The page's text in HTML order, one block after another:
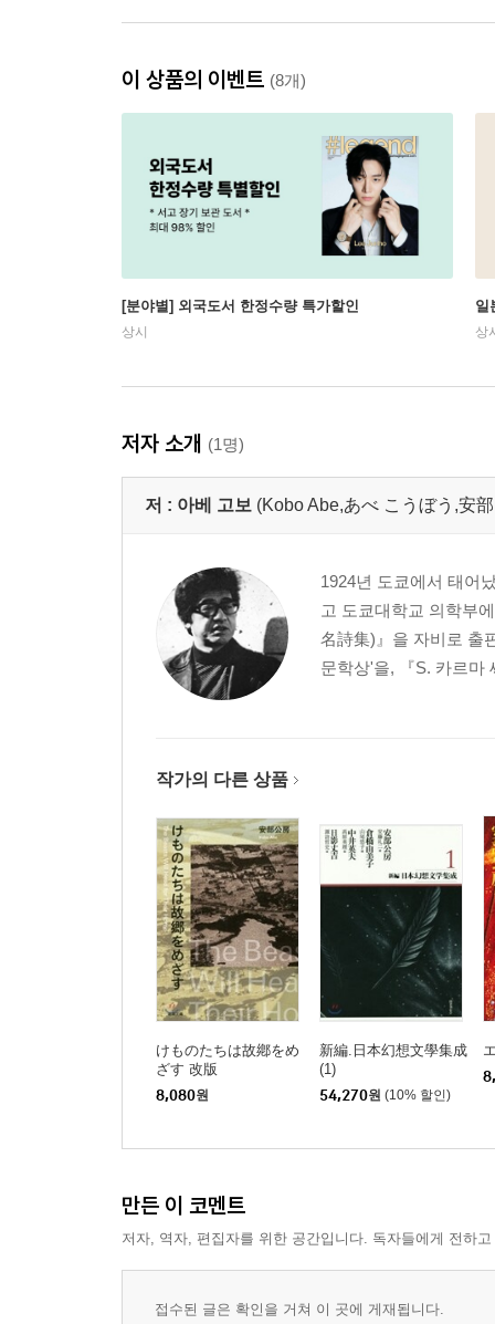
이 상품의 이벤트 (8개)
[분야별] 외국도서 한정수량 특가할인
상시
일
상
저자 소개 (1명)
저 : 아베 고보 (Kobo Abe,あべ こうぼう,安
1924년 도쿄에서 태어
고 도쿄대학교 의학부
名詩集)』을 자비로 출
문학상'을, 『S. 카르마
작가의 다른 상품
けものたちは故鄕をめ
ざす 改版
8,080원
新編.日本幻想文學集成
(1)
54,270원 (10% 할인)
만든 이 코멘트
저자, 역자, 편집자를 위한 공간입니다. 독자들에게 전하
접수된 글은 확인을 거쳐 이 곳에 게재됩니다.